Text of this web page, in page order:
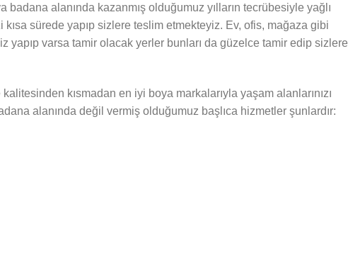
badana alanında kazanmış olduğumuz yılların tecrübesiyle yağlı
sürede yapıp sizlere teslim etmekteyiz. Ev, ofis, mağaza gibi
yapıp varsa tamir olacak yerler bunları da güzelce tamir edip sizlere
kısmadan en iyi boya markalarıyla yaşam alanlarınızı
alanında değil vermiş olduğumuz başlıca hizmetler şunlardır: